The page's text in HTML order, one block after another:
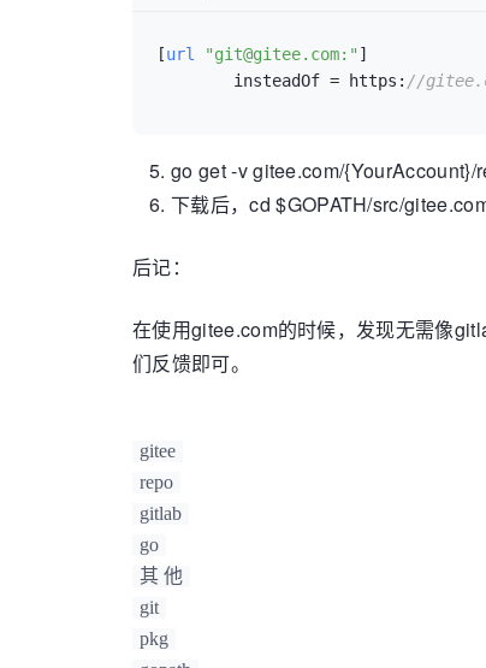
[url "git@gitee.com:" ]
	insteadOf = https:
//
go get -v gitee.com/{YourAccount}/
下载后，cd $GOPATH/src/
后记：
在使用gitee.com的时候，发现无需像
们反馈即可。
gitee
repo
gitlab
go
其 他
git
pkg